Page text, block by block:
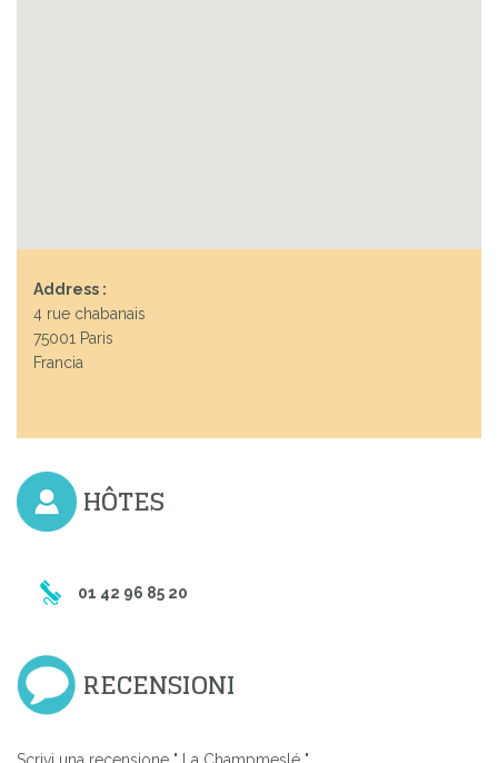
Address :
4 rue chabanais
75001 Paris
Francia
HÔTES
01 42 96 85 20
RECENSIONI